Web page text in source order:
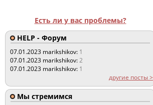
Есть ли у вас проблемы?
HELP - Форум
07.01.2023 marikshikov: 1
07.01.2023 marikshikov:2
07.01.2023 marikshikov: 1
другие посты >
Мы стремимся